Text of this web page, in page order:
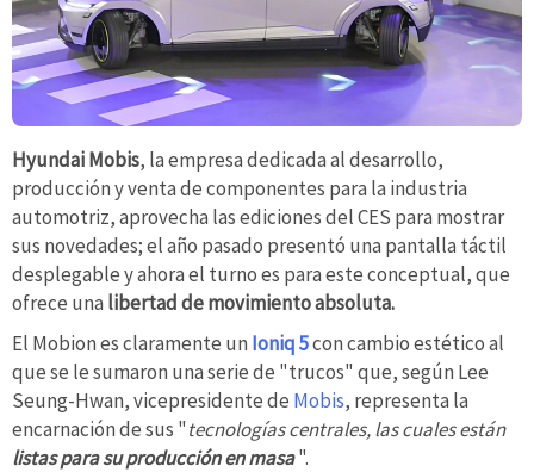
Hyundai Mobis, la empresa dedicada al desarrollo,
producción y venta de componentes para la industria
automotriz, aprovecha las ediciones del CES para mostrar
sus novedades; el año pasado presentó una pantalla táctil
desplegable y ahora el turno es para este conceptual, que
ofrece una libertad de movimiento absoluta.
El Mobion es claramente un Ioniq 5con cambio estético al
que se le sumaron una serie de "trucos" que, según Lee
Seung-Hwan, vicepresidente de Mobis, representa la
encarnación de sus "tecnologías centrales, las cuales están
listas para su producción en masa".